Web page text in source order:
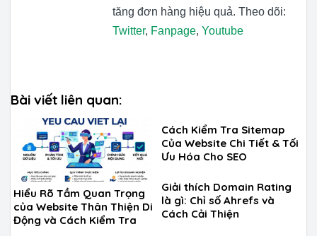
tăng đơn hàng hiệu quả. Theo dõi:
Twitter, Fanpage, Youtube
Bài viết liên quan:
Hiểu Rõ Tầm Quan Trọng
của Website Thân Thiện Di
Động và Cách Kiểm Tra
Cách Kiểm Tra Sitemap
Của Website Chi Tiết & Tối
Ưu Hóa Cho SEO
Giải thích Domain Rating
là gì: Chỉ số Ahrefs và
Cách Cải Thiện